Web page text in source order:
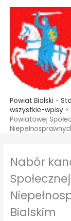
treści
Przejdź
treści
Powiat Bialski -
wszystkie-wpisy >
Powiatowej
Nabór
Bialskim